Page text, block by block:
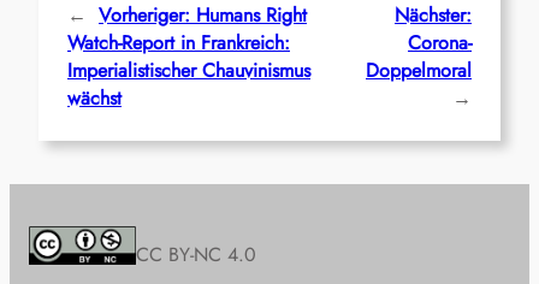
← Vorheriger: Humans Right
Watch-Report in Frankreich:
Imperialistischer Chauvinismus
wächst
Nächster:
Corona-
Doppelmoral
→
CC BY-NC 4.0